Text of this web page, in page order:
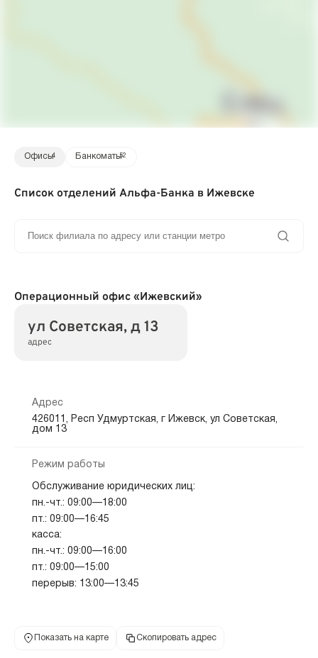
Офисы4 Банкоматы52
Список отделений Альфа-Банка в Ижевске
Операционный офис «Ижевский»
ул Советская, д 13
адрес
Адрес
426011, Респ Удмуртская, г Ижевск, ул Советская,
дом 13
Режим работы
Обслуживание юридических лиц:
пн.-чт.: 09:00—18:00
пт.: 09:00—16:45
касса:
пн.-чт.: 09:00—16:00
пт.: 09:00—15:00
перерыв: 13:00—13:45
Показать на карте Скопировать адрес